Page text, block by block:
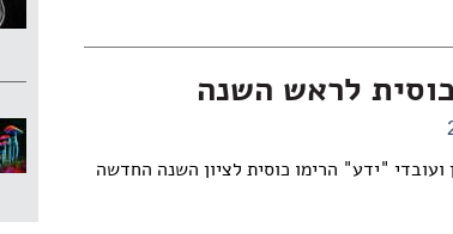
לראש השנה
ועובדי "ידע" הרימו כוסית לציון השנה החדשה